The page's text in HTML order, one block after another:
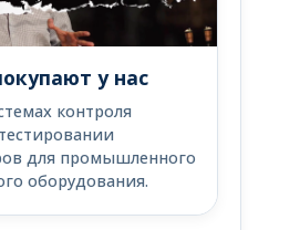
у нас
контроля
для промышленного
оборудования.